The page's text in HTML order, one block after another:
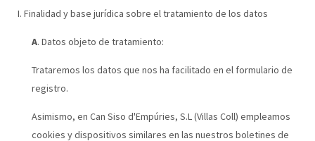
I. Finalidad y base jurídica sobre el tratamiento de los datos
A. Datos objeto de tratamiento:
Trataremos los datos que nos ha facilitado en el formulario de
registro.
Asimismo, en Can Siso d'Empúries, S.L (Villas Coll) empleamos
cookies y dispositivos similares en las nuestros boletines de